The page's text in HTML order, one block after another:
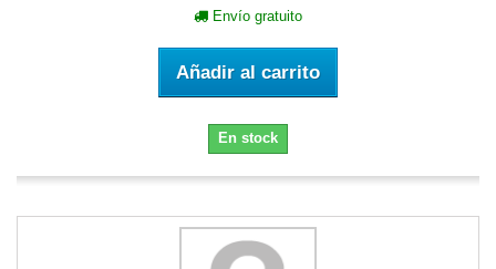
Envío gratuito
Añadir al carrito
En stock